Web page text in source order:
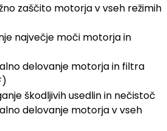
zaščito motorja v vseh režimih
največje moči motorja in
delovanje motorja in filtra
škodljivih usedlin in nečistoč
delovanje motorja v vseh